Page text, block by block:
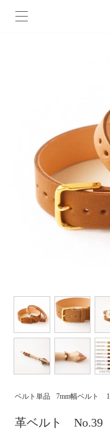
ベルト単品 7mm幅ベルト
革ベルト